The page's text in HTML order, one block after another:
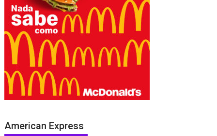
American Express